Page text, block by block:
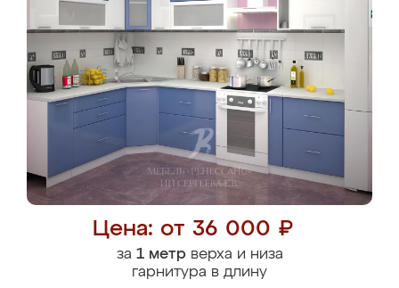
Цена: от 36 000 ₽
за 1 метрверха и низа
гарнитура в длину